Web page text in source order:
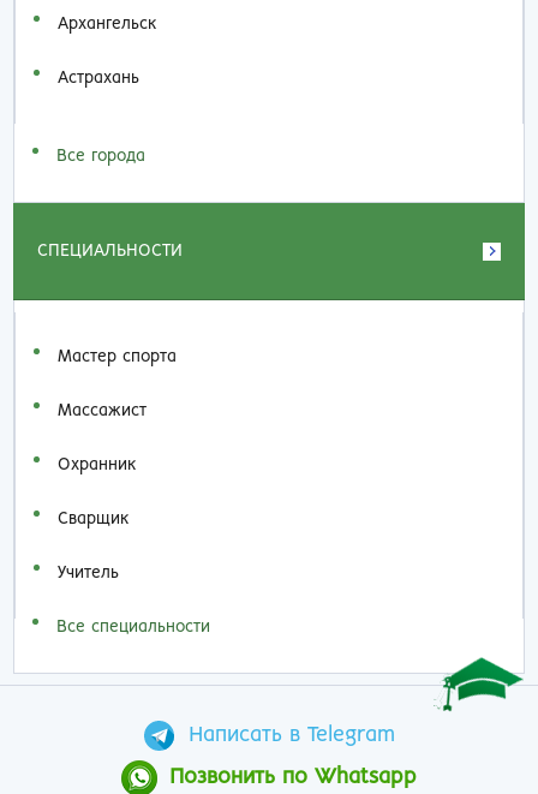
Архангельск
Астрахань
Все города
СПЕЦИАЛЬНОСТИ
Мастер спорта
Массажист
Охранник
Сварщик
Учитель
Все специальности
Написать в Telegram
Позвонить по Whatsapp